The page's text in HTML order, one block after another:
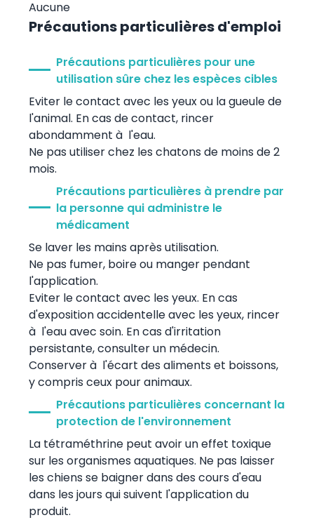
Aucune
Précautions particulières d'emploi
Précautions particulières pour une
utilisation sûre chez les espèces cibles
Eviter le contact avec les yeux ou la gueule de
l'animal. En cas de contact, rincer
abondamment à l'eau.
Ne pas utiliser chez les chatons de moins de 2
mois.
Précautions particulières à prendre par
la personne qui administre le
médicament
Se laver les mains après utilisation.
Ne pas fumer, boire ou manger pendant
l'application.
Eviter le contact avec les yeux. En cas
d'exposition accidentelle avec les yeux, rincer
à l'eau avec soin. En cas d'irritation
persistante, consulter un médecin.
Conserver à l'écart des aliments et boissons,
y compris ceux pour animaux.
Précautions particulières concernant la
protection de l'environnement
La tétraméthrine peut avoir un effet toxique
sur les organismes aquatiques. Ne pas laisser
les chiens se baigner dans des cours d'eau
dans les jours qui suivent l'application du
produit.